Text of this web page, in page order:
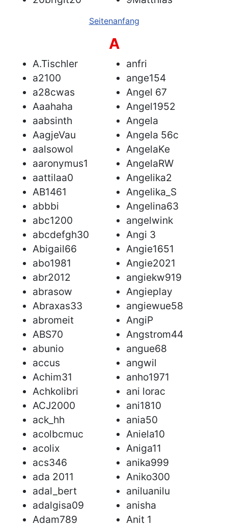
Seitenanfang
A
A.Tischler
a2100
a28cwas
Aaahaha
aabsinth
AagjeVau
aalsowol
aaronymus1
aattilaa0
AB1461
abbbi
abc1200
abcdefgh30
Abigail66
abo1981
abr2012
abrasow
Abraxas33
abromeit
ABS70
abunio
accus
Achim31
Achkolibri
ACJ2000
ack_hh
acolbcmuc
acolix
acs346
ada 2011
adal_bert
adalgisa09
Adam789
anfri
ange154
Angel 67
Angel1952
Angela
Angela 56c
AngelaKe
AngelaRW
Angelika2
Angelika_S
Angelina63
angelwink
Angi 3
Angie1651
Angie2021
angiekw919
Angieplay
angiewue58
AngiP
Angstrom44
angue68
angwil
anho1971
ani lorac
ani1810
ania50
Aniela10
Aniga11
anika999
Aniko300
aniluanilu
anisha
Anit 1